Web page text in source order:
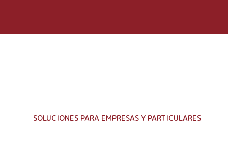
SOLUCIONES PARA EMPRESAS Y PARTICULARES